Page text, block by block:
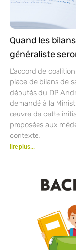
Quand les
généraliste
L’accord de
place de bilans de
députés du DP
demandé à la
œuvre de cette
proposées aux
contexte.
lire plus...